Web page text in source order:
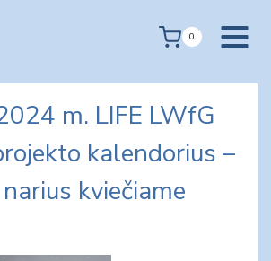
0
m. LIFE LWfG
kalendorius –
kviečiame